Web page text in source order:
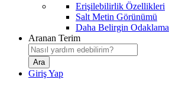
Erişilebilirlik Özellikleri
Salt Metin Görünümü
Daha Belirgin Odaklama
Aranan Terim
Giriş Yap